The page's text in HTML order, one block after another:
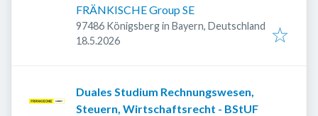
2027
FRÄNKISCHE Group SE
97486 Königsberg in Bayern, Deutschland
Veröffentlicht
18.5.2026
Duales Studium Rechnungswesen,
Steuern, Wirtschaftsrecht - BStUF